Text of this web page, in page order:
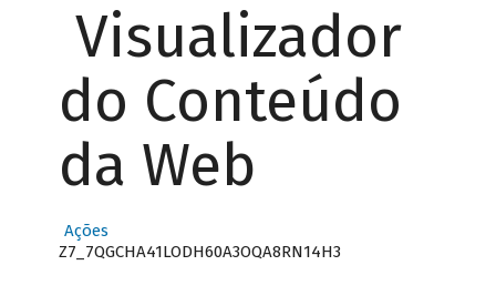
Visualizador
do Conteúdo
da Web
Ações
Z7_7QGCHA41LODH60A3OQA8RN14H3